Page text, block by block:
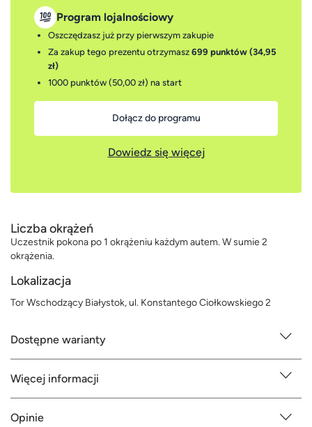
Program lojalnościowy
Oszczędzasz już przy pierwszym zakupie
Za zakup tego prezentu otrzymasz 699 punktów (34,95
zł)
1000 punktów (50,00 zł) na start
Dołącz do programu
Dowiedz się więcej
Liczba okrążeń
Uczestnik pokona po 1 okrążeniu każdym autem. W sumie 2
okrążenia.
Lokalizacja
Tor Wschodzący Białystok, ul. Konstantego Ciołkowskiego 2
Dostępne warianty
Więcej informacji
Opinie